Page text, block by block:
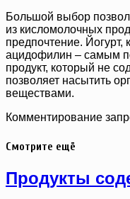
Большой выбор
из кисломолочных
предпочтение.
ацидофилин – самым
продукт, который не
позволяет насытить
веществами.
Комментирование
Смотрите ещё
Продукты